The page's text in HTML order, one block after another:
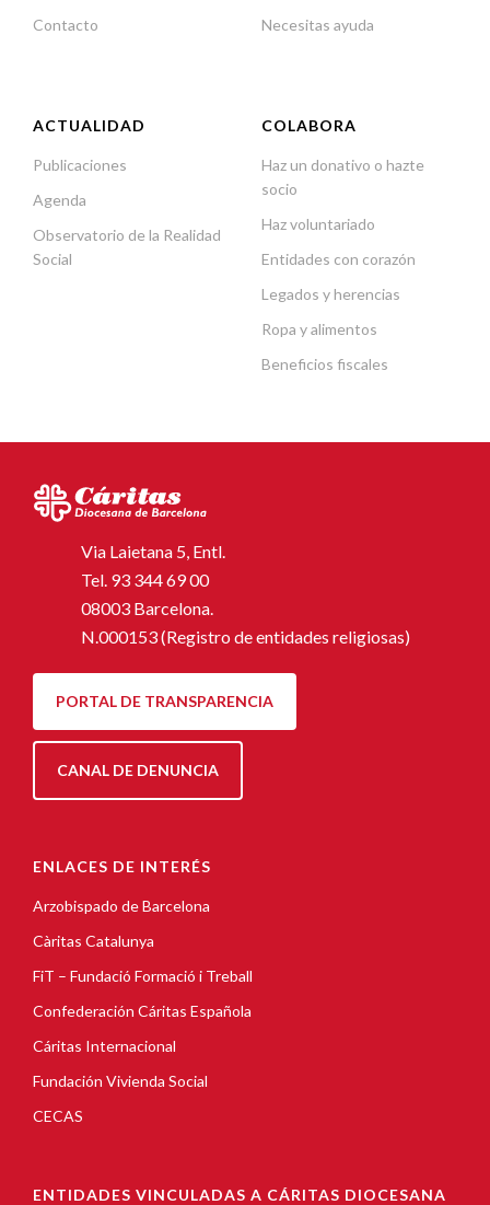
Contacto
Necesitas ayuda
ACTUALIDAD
Publicaciones
Agenda
Observatorio de la Realidad
Social
COLABORA
Haz un donativo o hazte
socio
Haz voluntariado
Entidades con corazón
Legados y herencias
Ropa y alimentos
Beneficios fiscales
Via Laietana 5, Entl.
Tel. 93 344 69 00
08003 Barcelona.
N.000153 (Registro de entidades religiosas)
PORTAL DE TRANSPARENCIA
CANAL DE DENUNCIA
ENLACES DE INTERÉS
Arzobispado de Barcelona
Càritas Catalunya
FiT – Fundació Formació i Treball
Confederación Cáritas Española
Cáritas Internacional
Fundación Vivienda Social
CECAS
ENTIDADES VINCULADAS A CÁRITAS DIOCESANA